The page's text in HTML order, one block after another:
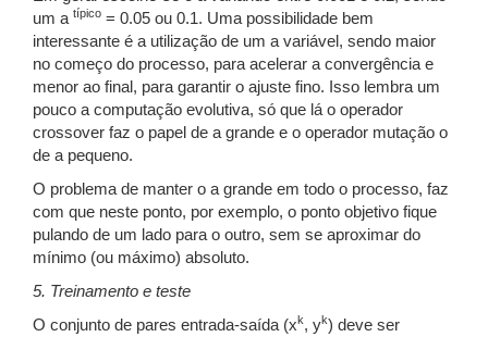
um a típico = 0.05 ou 0.1. Uma possibilidade bem
interessante é a utilização de um a variável, sendo maior
no começo do processo, para acelerar a convergência e
menor ao final, para garantir o ajuste fino. Isso lembra um
pouco a computação evolutiva, só que lá o operador
crossover faz o papel de a grande e o operador mutação o
de a pequeno.
O problema de manter o a grande em todo o processo, faz
com que neste ponto, por exemplo, o ponto objetivo fique
pulando de um lado para o outro, sem se aproximar do
mínimo (ou máximo) absoluto.
5. Treinamento e teste
O conjunto de pares entrada-saída (xk, yk) deve ser